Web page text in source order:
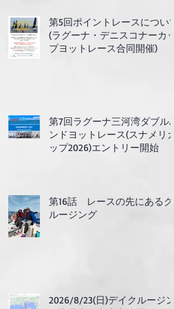
第5回ポイントレースについて
(ラグーナ・デニスコナーカッ
プヨットレース合同開催)
第7回ラグーナ三河湾ダブルハ
ンドヨットレース(スナメリカ
ップ2026)エントリー開始
第16話 レースの先にあるク
ルージング
2026/8/23(日)デイクルージン